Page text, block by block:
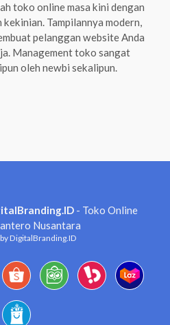
toko online masa kini dengan
Tampilannya modern,
pelanggan website Anda
Management toko sangat
oleh newbi sekalipun.
- Toko Online
Nusantara
DigitalBranding.ID